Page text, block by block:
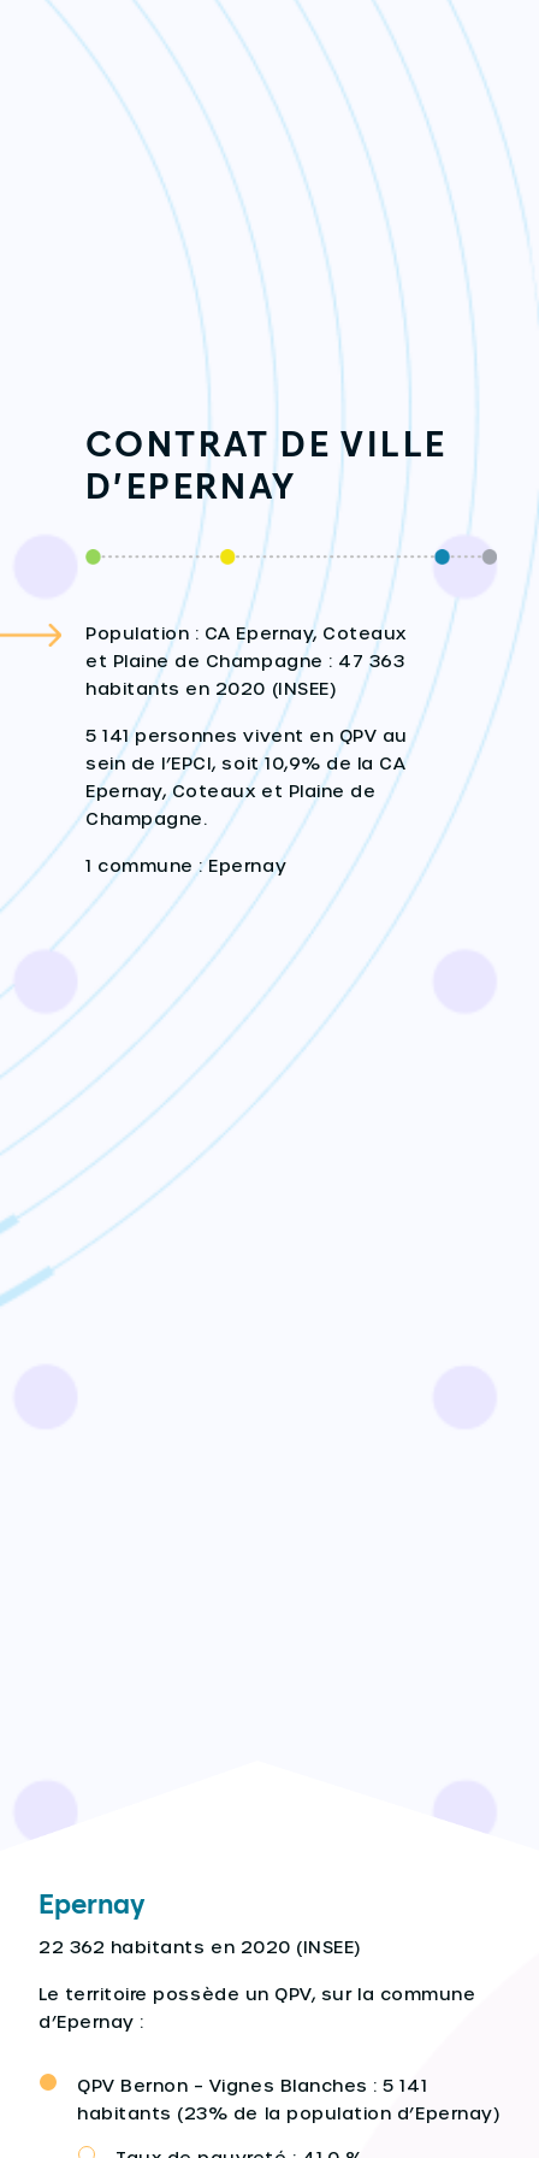
CONTRAT DE VILLE
D’EPERNAY
Population : CA Epernay, Coteaux
et Plaine de Champagne : 47 363
habitants en 2020 (INSEE)
5 141 personnes vivent en QPV au
sein de l’EPCI, soit 10,9% de la CA
Epernay, Coteaux et Plaine de
Champagne.
1 commune : Epernay
Epernay
22 362 habitants en 2020 (INSEE)
Le territoire possède un QPV, sur la commune
d’Epernay :
QPV Bernon – Vignes Blanches : 5 141
habitants (23% de la population d’Epernay)